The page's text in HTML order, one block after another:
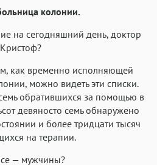
колонии.
на сегодняшний день, доктор
Кристоф?
как временно исполняющей
можно видеть эти списки.
обратившихся за помощью в
девяносто семь обнаружено
и более тридцати тысяч
на терапии.
— мужчины?